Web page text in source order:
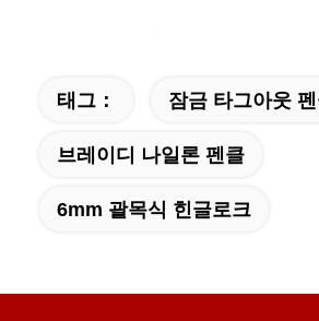
태그： 잠금 타그아웃
브레이디 나일론 펜클
6mm 괄목식 힌글로크